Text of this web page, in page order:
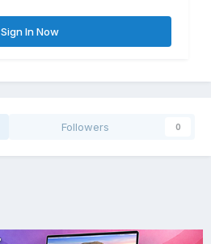
Sign In Now
Followers 0